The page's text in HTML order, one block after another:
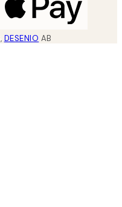
, DESENIO AB